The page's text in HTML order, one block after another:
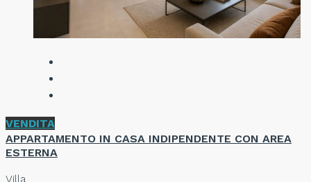
VENDITA
APPARTAMENTO IN CASA INDIPENDENTE CON AREA
ESTERNA
Villa